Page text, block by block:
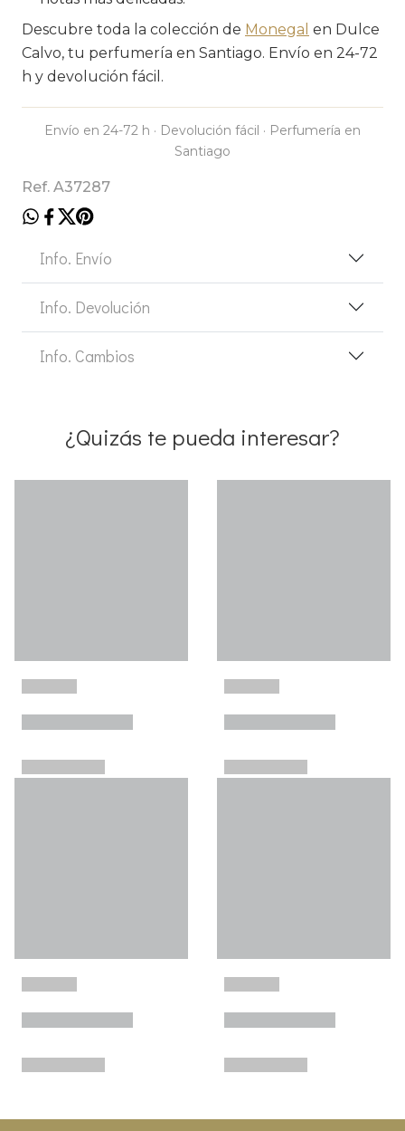
Descubre toda la colección de Monegal en Dulce
Calvo, tu perfumería en Santiago. Envío en 24-72
h y devolución fácil.
Envío en 24-72 h · Devolución fácil · Perfumería en
Santiago
Ref. A37287
Info. Envío
Info. Devolución
Info. Cambios
¿Quizás te pueda interesar?